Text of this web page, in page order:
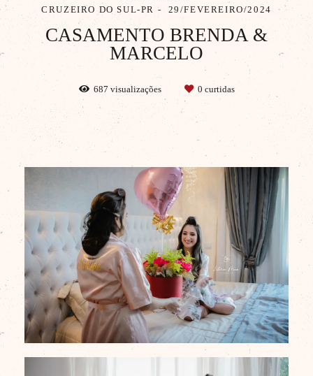
CRUZEIRO DO SUL-PR
29/FEVEREIRO/2024
CASAMENTO BRENDA &
MARCELO
687 visualizações 0 curtidas